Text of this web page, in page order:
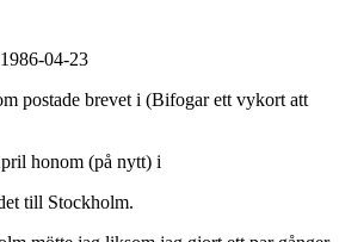
04-23
postade brevet i (Bifogar ett vykort att
honom (på nytt) i
till Stockholm.